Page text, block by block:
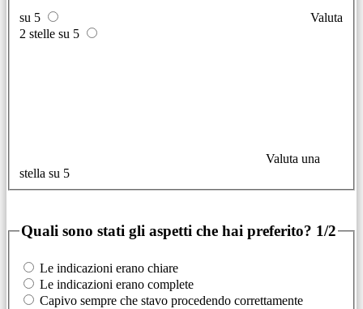
su 5
Valuta
2 stelle su 5
Valuta una
stella su 5
Quali sono stati gli aspetti che hai preferito? 1/2
Le indicazioni erano chiare
Le indicazioni erano complete
Capivo sempre che stavo procedendo correttamente